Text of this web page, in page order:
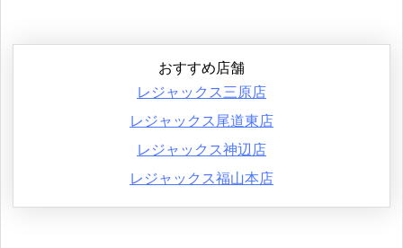
おすすめ店舗
レジャックス三原店
レジャックス尾道東店
レジャックス神辺店
レジャックス福山本店